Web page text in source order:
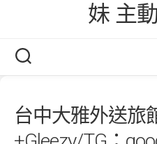
妹 主
台中大雅外送旅